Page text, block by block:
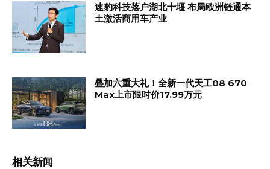
速豹科技落户湖北十堰 布局欧洲链通本
土激活商用车产业
叠加六重大礼！全新一代天工08 670
Max上市限时价17.99万元
相关新闻